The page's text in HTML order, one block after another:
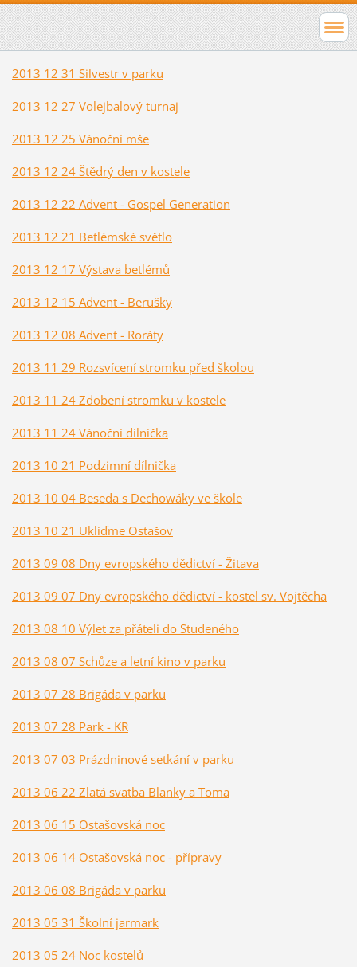
2013 12 31 Silvestr v parku
2013 12 27 Volejbalový turnaj
2013 12 25 Vánoční mše
2013 12 24 Štědrý den v kostele
2013 12 22 Advent - Gospel Generation
2013 12 21 Betlémské světlo
2013 12 17 Výstava betlémů
2013 12 15 Advent - Berušky
2013 12 08 Advent - Roráty
2013 11 29 Rozsvícení stromku před školou
2013 11 24 Zdobení stromku v kostele
2013 11 24 Vánoční dílnička
2013 10 21 Podzimní dílnička
2013 10 04 Beseda s Dechowáky ve škole
2013 10 21 Ukliďme Ostašov
2013 09 08 Dny evropského dědictví - Žitava
2013 09 07 Dny evropského dědictví - kostel sv. Vojtěcha
2013 08 10 Výlet za přáteli do Studeného
2013 08 07 Schůze a letní kino v parku
2013 07 28 Brigáda v parku
2013 07 28 Park - KR
2013 07 03 Prázdninové setkání v parku
2013 06 22 Zlatá svatba Blanky a Toma
2013 06 15 Ostašovská noc
2013 06 14 Ostašovská noc - přípravy
2013 06 08 Brigáda v parku
2013 05 31 Školní jarmark
2013 05 24 Noc kostelů